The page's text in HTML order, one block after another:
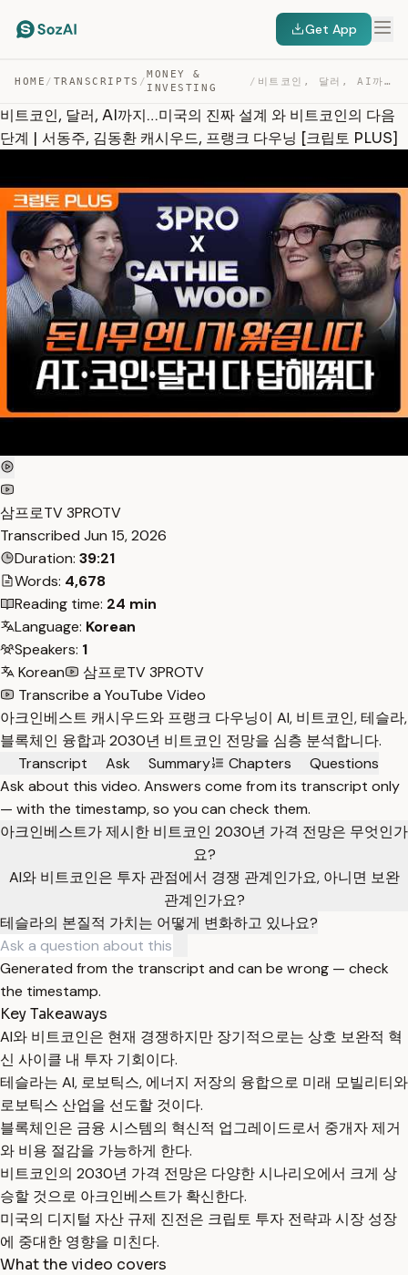
Get App
HOME / TRANSCRIPTS /
MONEY &
INVESTING
/ 비트코인, 달러, AI까지…미국의 진짜 설계 와 비트코인의 다음단계 | 서동주, 김동환 캐시우드, … — TRANSCRIPT
비트코인, 달러, AI까지…미국의 진짜 설계 와 비트코인의 다음
단계 | 서동주, 김동환 캐시우드, 프랭크 다우닝 [크립토 PLUS]
삼프로TV 3PROTV
Transcribed Jun 15, 2026
Duration: 39:21
Words: 4,678
Reading time: 24 min
Language: Korean
Speakers: 1
Korean
삼프로TV 3PROTV
Transcribe a YouTube Video
아크인베스트 캐시우드와 프랭크 다우닝이 AI, 비트코인, 테슬라,
블록체인 융합과 2030년 비트코인 전망을 심층 분석합니다.
Transcript
Ask Summary Chapters
Questions
Ask about this video. Answers come from its transcript only
— with the timestamp, so you can check them.
아크인베스트가 제시한 비트코인 2030년 가격 전망은 무엇인가
요?
AI와 비트코인은 투자 관점에서 경쟁 관계인가요, 아니면 보완
관계인가요?
테슬라의 본질적 가치는 어떻게 변화하고 있나요?
Generated from the transcript and can be wrong — check
the timestamp.
Key Takeaways
AI와 비트코인은 현재 경쟁하지만 장기적으로는 상호 보완적 혁
신 사이클 내 투자 기회이다.
테슬라는 AI, 로보틱스, 에너지 저장의 융합으로 미래 모빌리티와
로보틱스 산업을 선도할 것이다.
블록체인은 금융 시스템의 혁신적 업그레이드로서 중개자 제거
와 비용 절감을 가능하게 한다.
비트코인의 2030년 가격 전망은 다양한 시나리오에서 크게 상
승할 것으로 아크인베스트가 확신한다.
미국의 디지털 자산 규제 진전은 크립토 투자 전략과 시장 성장
에 중대한 영향을 미친다.
What the video covers